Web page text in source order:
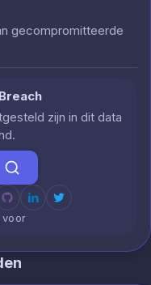
gecompromitteerde
zijn in dit data
voor